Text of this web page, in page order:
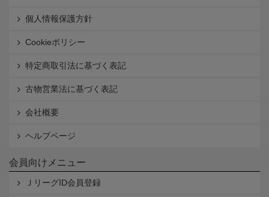
個人情報保護方針
Cookieポリシー
特定商取引法に基づく表記
古物営業法に基づく表記
会社概要
ヘルプページ
会員向けメニュー
ＪリーグID会員登録